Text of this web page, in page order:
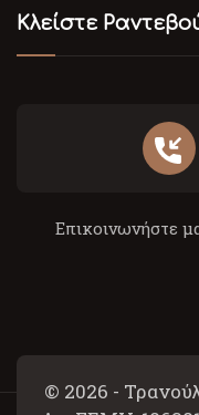
Κλείστε
Επικοινωνήστε
© 2026 -